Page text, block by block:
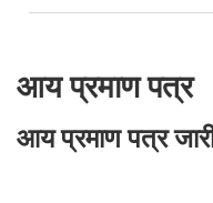
आय प्रमाण पत्र
आय प्रमाण पत्र